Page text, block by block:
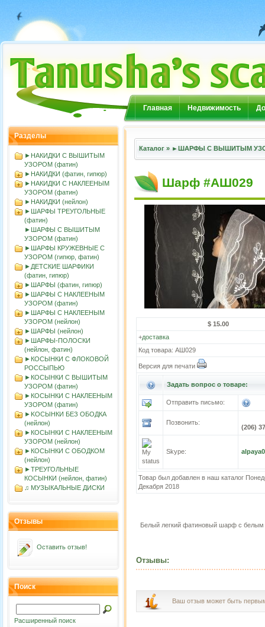
Главная Недвижимость
Разделы
►НАКИДКИ С ВЫШИТЫМ
УЗОРОМ (фатин)
►НАКИДКИ (фатин, гипюр)
►НАКИДКИ С НАКЛЕЕНЫМ
УЗОРОМ (фатин)
►НАКИДКИ (нейлон)
►ШАРФЫ ТРЕУГОЛЬНЫЕ
(фатин)
►ШАРФЫ С ВЫШИТЫМ
УЗОРОМ (фатин)
►ШАРФЫ КРУЖЕВНЫЕ С
УЗОРОМ (гипюр, фатин)
►ДЕТСКИЕ ШАРФИКИ
(фатин, гипюр)
►ШАРФЫ (фатин, гипюр)
►ШАРФЫ С НАКЛЕЕНЫМ
УЗОРОМ (фатин)
►ШАРФЫ С НАКЛЕЕНЫМ
УЗОРОМ (нейлон)
►ШАРФЫ (нейлон)
►ШАРФЫ-ПОЛОСКИ
(нейлон, фатин)
►КОСЫНКИ С ФЛОКОВОЙ
РОССЫПЬЮ
►КОСЫНКИ С ВЫШИТЫМ
УЗОРОМ (фатин)
►КОСЫНКИ С НАКЛЕЕНЫМ
УЗОРОМ (фатин)
►KOСЫНКИ БЕЗ ОБОДКА
(нейлон)
►КОСЫНКИ С НАКЛЕЕНЫМ
УЗОРОМ (нейлон)
►КОСЫНКИ С ОБОДКОМ
(нейлон)
►ТРЕУГОЛЬНЫЕ
КОСЫНКИ (нейлон, фатин)
♫ МУЗЫКАЛЬНЫЕ ДИСКИ
Отзывы
Оставить отзыв!
Поиск
Расширенный поиск
Каталог » ►ШАРФЫ С ВЫШИТЫМ
Шарф #АШ029
$ 15.00
+доставка
Код товара: АШ029
Версия для печати
Задать вопрос о товаре:
Отправить письмо:
Позвонить:
(206)
Skype:
Товар был добавлен в наш каталог
Декабря 2018
Белый легкий фатиновый шарф с
Отзывы:
Ваш отзыв может быть